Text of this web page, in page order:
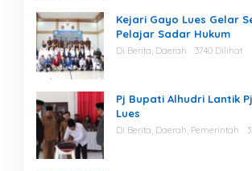
Kejari Gayo Lues Gelar
Pelajar Sadar Hukum
Di Berita, Daerah 3740 Dilihat
Pj Bupati Alhudri Lantik
Lues
Di Berita, Daerah, Pemerintah